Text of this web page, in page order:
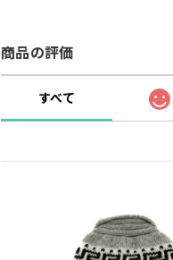
商品の評価
すべて